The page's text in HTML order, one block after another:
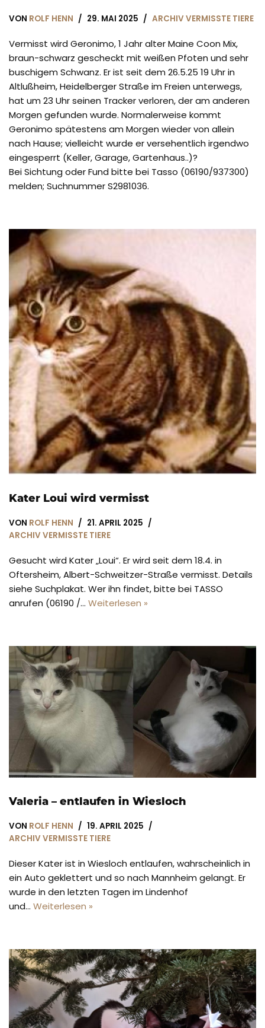
VON ROLF HENN 29. MAI 2025 ARCHIV VERMISSTE TIERE
Vermisst wird Geronimo, 1 Jahr alter Maine Coon Mix,
braun-schwarz gescheckt mit weißen Pfoten und sehr
buschigem Schwanz. Er ist seit dem 26.5.25 19 Uhr in
Altlußheim, Heidelberger Straße im Freien unterwegs,
hat um 23 Uhr seinen Tracker verloren, der am anderen
Morgen gefunden wurde. Normalerweise kommt
Geronimo spätestens am Morgen wieder von allein
nach Hause; vielleicht wurde er versehentlich irgendwo
eingesperrt (Keller, Garage, Gartenhaus..)?
Bei Sichtung oder Fund bitte bei Tasso (06190/937300)
melden; Suchnummer S2981036.
Kater Loui wird vermisst
VON ROLF HENN
21. APRIL 2025
ARCHIV VERMISSTE TIERE
Gesucht wird Kater „Loui“. Er wird seit dem 18.4. in
Oftersheim, Albert-Schweitzer-Straße vermisst. Details
siehe Suchplakat. Wer ihn findet, bitte bei TASSO
anrufen (06190 /… Weiterlesen »
Valeria – entlaufen in Wiesloch
VON ROLF HENN
19. APRIL 2025
ARCHIV VERMISSTE TIERE
Dieser Kater ist in Wiesloch entlaufen, wahrscheinlich in
ein Auto geklettert und so nach Mannheim gelangt. Er
wurde in den letzten Tagen im Lindenhof
und… Weiterlesen »